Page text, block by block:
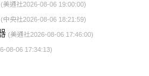
(美通社2026-08-06 19:00:00)
(中央社2026-08-06 18:21:59)
(美通社2026-08-06 17:46:00)
08-06 17:34:13)